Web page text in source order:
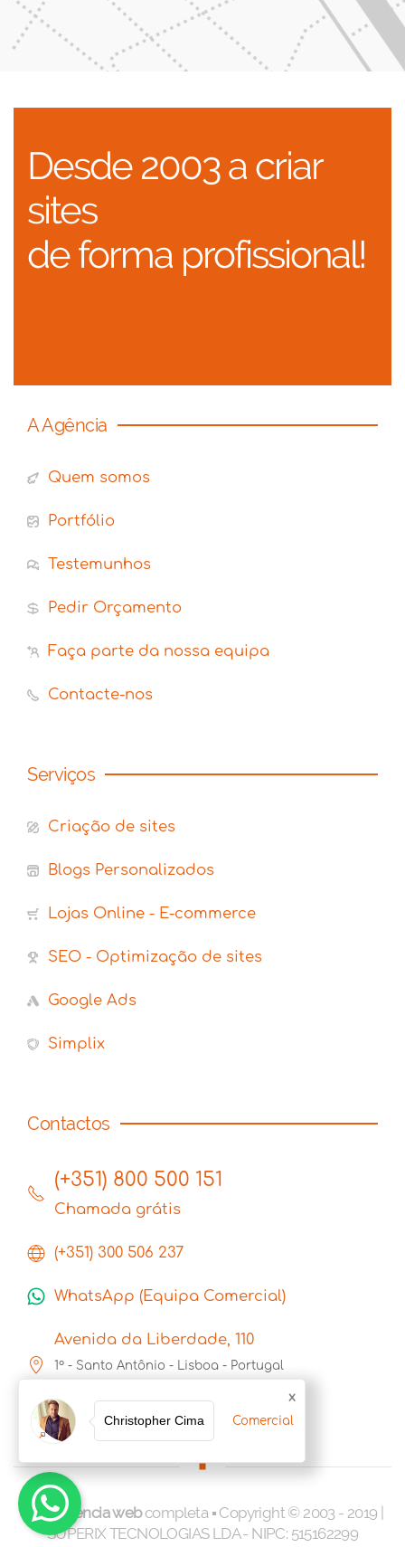
Desde 2003 a criar
sites
de forma profissional!
A Agência
Quem somos
Portfólio
Testemunhos
Pedir Orçamento
Faça parte da nossa equipa
Contacte-nos
Serviços
Criação de sites
Blogs Personalizados
Lojas Online - E-commerce
SEO - Optimização de sites
Google Ads
Simplix
Contactos
(+351) 800 500 151
Chamada grátis
(+351) 300 506 237
WhatsApp (Equipa Comercial)
Avenida da Liberdade, 110
1º - Santo Antônio - Lisboa - Portugal
Umaagência webcompleta ▪ Copyright © 2003 - 2019 |
SUPERIX TECNOLOGIAS LDA - NIPC: 515162299
x
Christopher Cima Comercial